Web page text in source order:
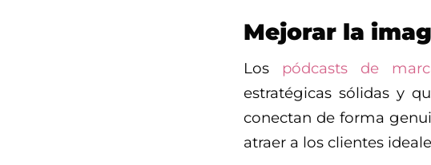
Mejorar la
Los pódcasts de
estratégicas sólidas y
conectan de forma
atraer a los clientes